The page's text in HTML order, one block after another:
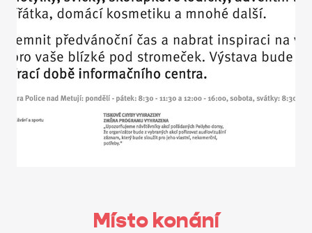
Místo konání